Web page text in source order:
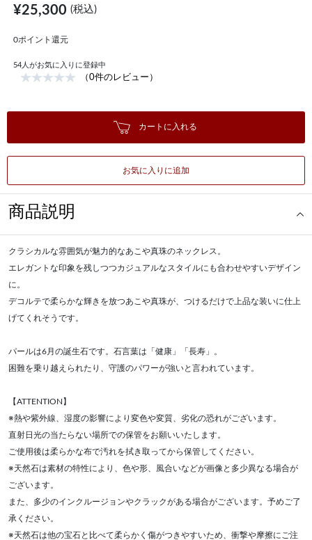
¥25,300(税込)
0ポイント還元
54 人がお気に入りに登録中
（0件のレビュー）
カートに入れる
お気に入りに追加
商品説明
クラシカルな雰囲気が魅力的なあこや真珠のネックレス。
エレガントな印象を残しつつカジュアルなスタイルにも合わせやすいデザイン
に。
デコルテで柔らかな輝きを放つあこや真珠が、つけるだけで上品な装いに仕上
げてくれそうです。
パールは6月の誕生石です。石言葉は「健康」「長寿」。
困難を乗り越えられたり、守護のパワーが強いと言われています。
【ATTENTION】
※熱や紫外線、湿度の影響により変色や変質、劣化の恐れがございます。
直射日光の当たらない場所での保管をお願いいたします。
ご使用後は柔らかな布で汚れを拭き取ってから保管してください。
※天然石は素材の特性により、色や形、風合いなどが画像と多少異なる場合が
ございます。
また、多少のインクルージョンやクラックがある場合がございます。予めご了
承ください。
※天然石は他の宝石と比べて柔らかく傷がつきやすいため、衝撃や摩擦にご注